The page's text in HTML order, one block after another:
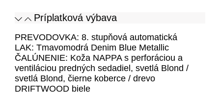
Príplatková výbava
PREVODOVKA: 8. stupňová automatická
LAK: Tmavomodrá Denim Blue Metallic
ČALÚNENIE: Koža NAPPA s perforáciou a
ventiláciou predných sedadiel, svetlá Blond /
svetlá Blond, čierne koberce / drevo
DRIFTWOOD biele